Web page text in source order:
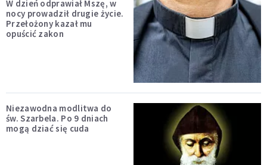
W dzień odprawiał Mszę, w
nocy prowadził drugie życie.
Przełożony kazał mu
opuścić zakon
Niezawodna modlitwa do
św. Szarbela. Po 9 dniach
mogą dziać się cuda